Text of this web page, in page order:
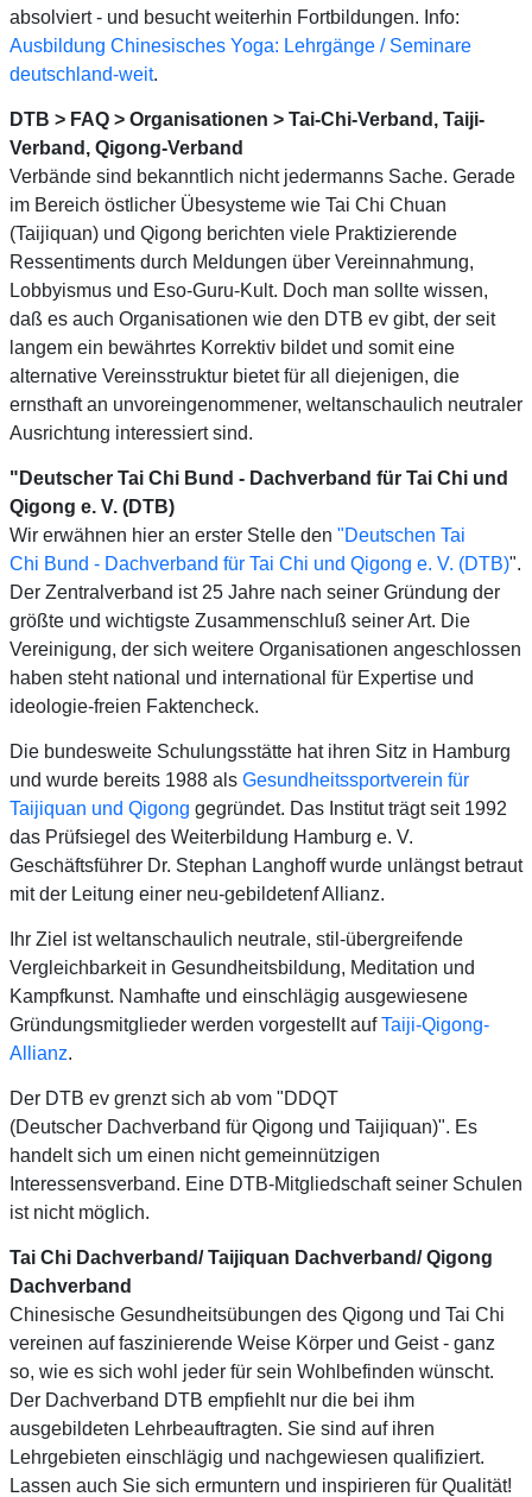
absolviert - und besucht weiterhin Fortbildungen. Info:
Ausbildung Chinesisches Yoga: Lehrgänge / Seminare
deutschland-weit.
DTB > FAQ > Organisationen > Tai-Chi-Verband, Taiji-
Verband, Qigong-Verband
Verbände sind bekanntlich nicht jedermanns Sache. Gerade
im Bereich östlicher Übesysteme wie Tai Chi Chuan
(Taijiquan) und Qigong berichten viele Praktizierende
Ressentiments durch Meldungen über Vereinnahmung,
Lobbyismus und Eso-Guru-Kult. Doch man sollte wissen,
daß es auch Organisationen wie den DTB ev gibt, der seit
langem ein bewährtes Korrektiv bildet und somit eine
alternative Vereinsstruktur bietet für all diejenigen, die
ernsthaft an unvoreingenommener, weltanschaulich neutraler
Ausrichtung interessiert sind.
"Deutscher Tai Chi Bund - Dachverband für Tai Chi und
Qigong e. V. (DTB)
Wir erwähnen hier an erster Stelle den "Deutschen Tai
Chi Bund - Dachverband für Tai Chi und Qigong e. V. (DTB)".
Der Zentralverband ist 25 Jahre nach seiner Gründung der
größte und wichtigste Zusammenschluß seiner Art. Die
Vereinigung, der sich weitere Organisationen angeschlossen
haben steht national und international für Expertise und
ideologie-freien Faktencheck.
Die bundesweite Schulungsstätte hat ihren Sitz in Hamburg
und wurde bereits 1988 als Gesundheitssportverein für
Taijiquan und Qigong gegründet. Das Institut trägt seit 1992
das Prüfsiegel des Weiterbildung Hamburg e. V.
Geschäftsführer Dr. Stephan Langhoff wurde unlängst betraut
mit der Leitung einer neu-gebildetenf Allianz.
Ihr Ziel ist weltanschaulich neutrale, stil-übergreifende
Vergleichbarkeit in Gesundheitsbildung, Meditation und
Kampfkunst. Namhafte und einschlägig ausgewiesene
Gründungsmitglieder werden vorgestellt aufTaiji-Qigong-
Allianz.
Der DTB ev grenzt sich ab vom "DDQT
(Deutscher Dachverband für Qigong und Taijiquan)". Es
handelt sich um einen nicht gemeinnützigen
Interessensverband. Eine DTB-Mitgliedschaft seiner Schulen
ist nicht möglich.
Tai Chi Dachverband/ Taijiquan Dachverband/ Qigong
Dachverband
Chinesische Gesundheitsübungen des Qigong und Tai Chi
vereinen auf faszinierende Weise Körper und Geist - ganz
so, wie es sich wohl jeder für sein Wohlbefinden wünscht.
Der Dachverband DTB empfiehlt nur die bei ihm
ausgebildeten Lehrbeauftragten. Sie sind auf ihren
Lehrgebieten einschlägig und nachgewiesen qualifiziert.
Lassen auch Sie sich ermuntern und inspirieren für Qualität!